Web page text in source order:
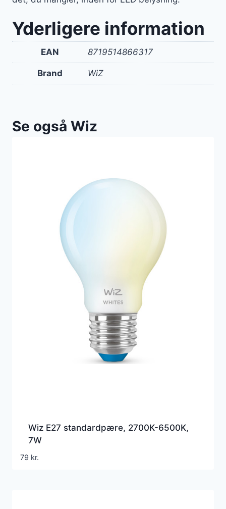
Yderligere information
EAN 8719514866317
Brand WiZ
Se også Wiz
Wiz E27 standardpære, 2700K-6500K,
7W
79 kr.